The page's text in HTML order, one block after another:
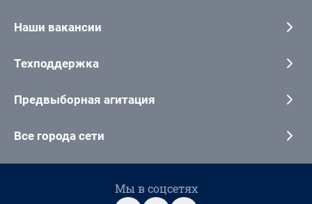
Наши вакансии
Техподдержка
Предвыборная агитация
Все города сети
Мы в соцсетях